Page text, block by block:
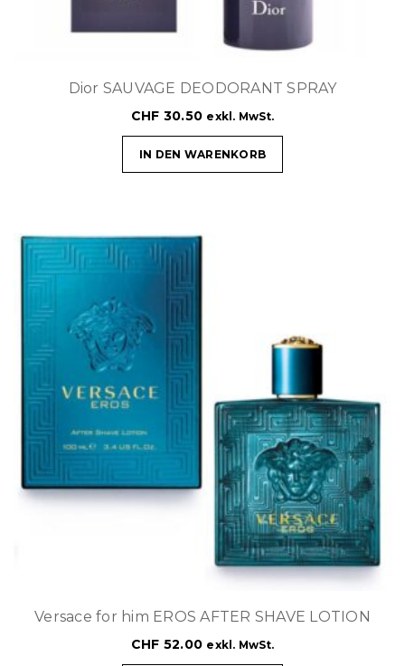
Dior SAUVAGE DEODORANT SPRAY
CHF 30.50 exkl. MwSt.
IN DEN WARENKORB
Versace for him EROS AFTER SHAVE LOTION
CHF 52.00 exkl. MwSt.